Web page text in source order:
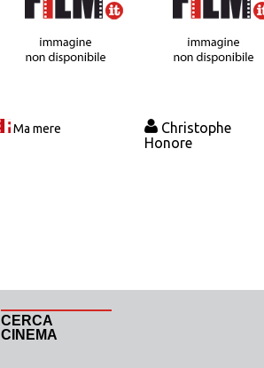
Ma mere
Christophe
Honore
CERCA
CINEMA